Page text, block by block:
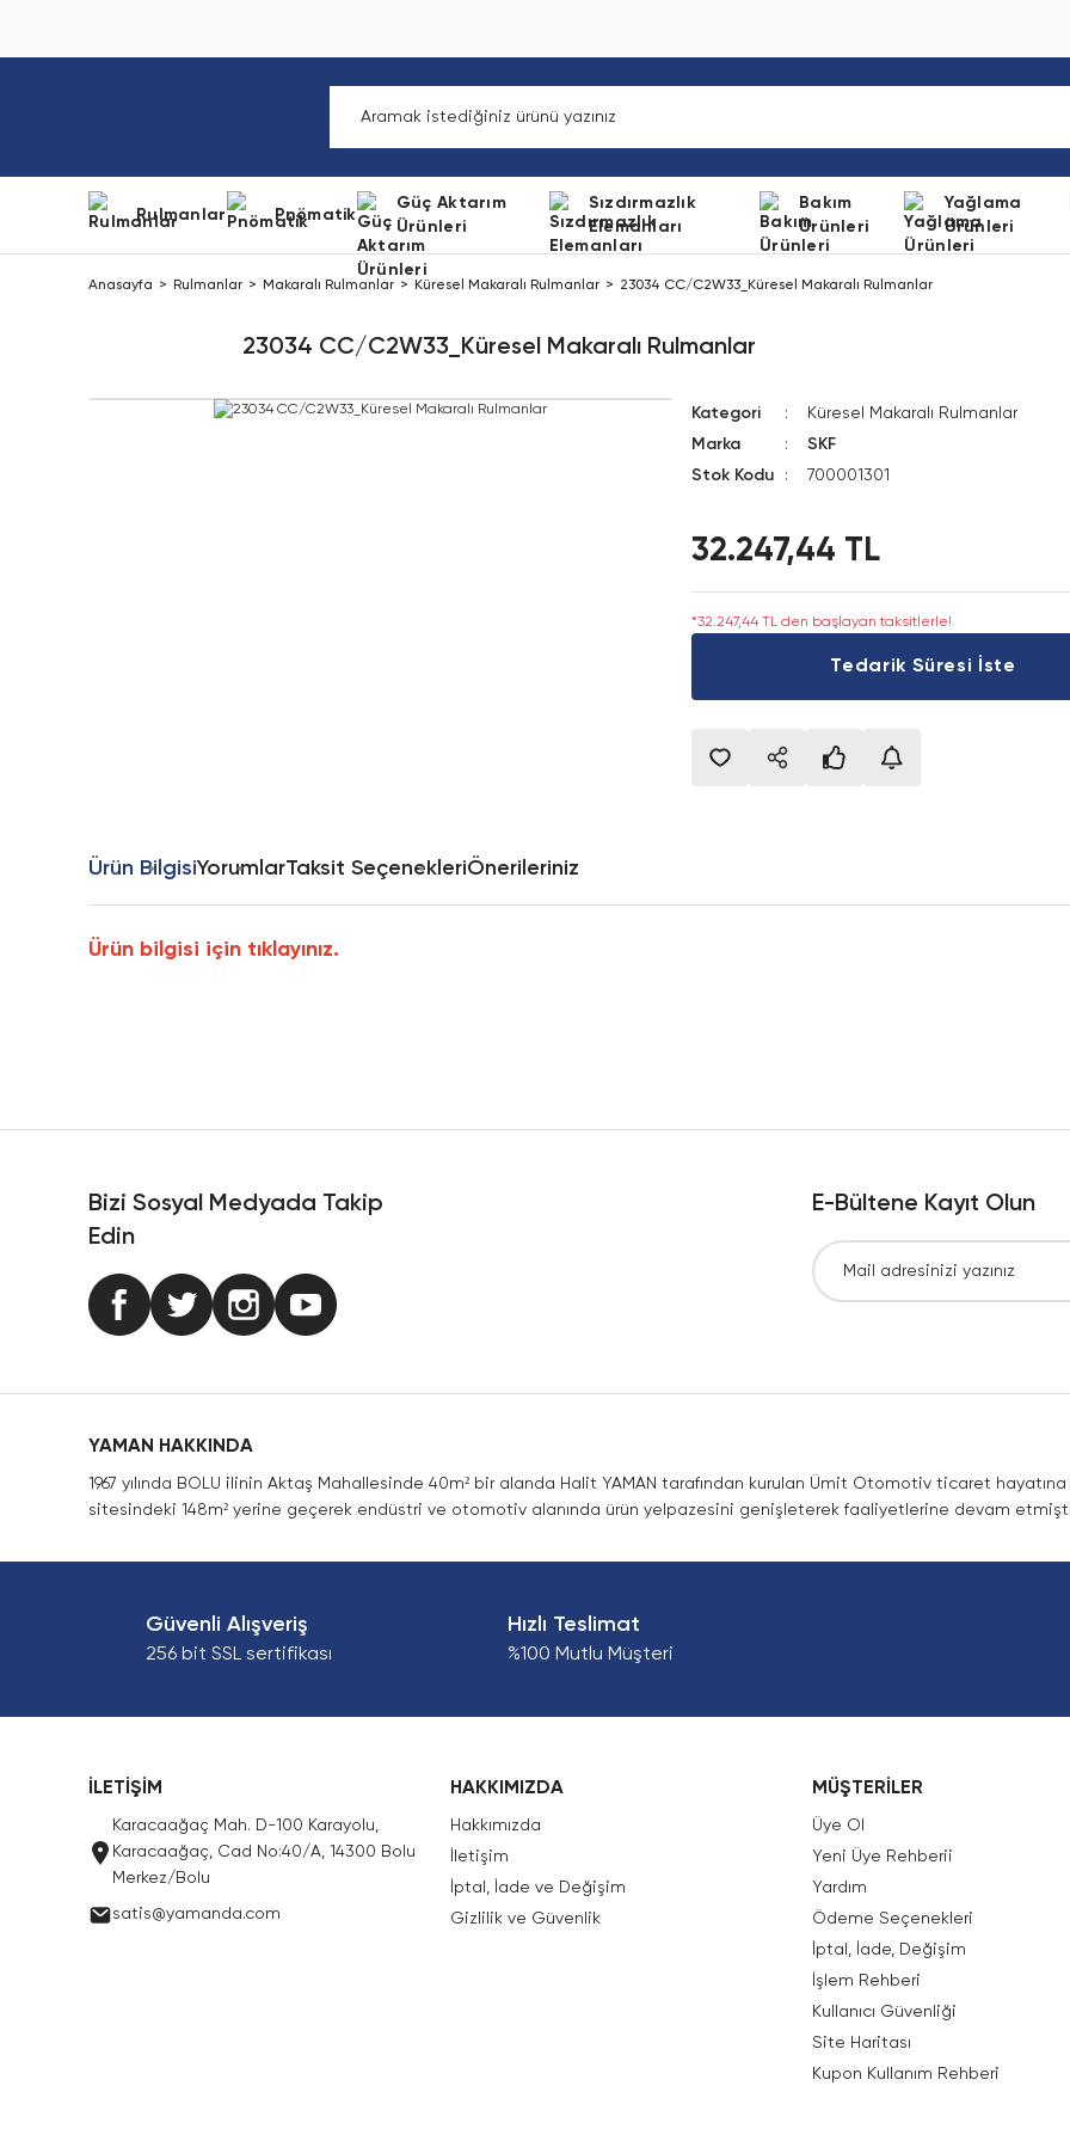
Rulmanlar Pnömatik
Güç Aktarım
Ürünleri
Sızdırmazlık
Elemanları
Bakım
Ürünleri
Yağlama
Ürünleri
Anasayfa Rulmanlar Makaralı Rulmanlar Küresel Makaralı Rulmanlar 23034 CC/C2W33_Küresel Makaralı Rulmanlar
23034 CC/C2W33_Küresel Makaralı Rulmanlar
Kategori
Küresel Makaralı Rulmanlar
Marka
SKF
Stok Kodu
700001301
32.247,44 TL
*32.247,44 TL den başlayan taksitlerle!
Tedarik Süresi İste
Ürün BilgisiYorumlarTaksit SeçenekleriÖnerileriniz
Ürün bilgisi için tıklayınız.
Bizi Sosyal Medyada Takip
Edin
E-Bültene Kayıt Olun
YAMAN HAKKINDA
1967 yılında BOLU ilinin Aktaş Mahallesinde 40m² bir alanda Halit YAMAN tarafından kurulan Ümit Otomotiv ticaret
sitesindeki 148m² yerine geçerek endüstri ve otomotiv alanında ürün yelpazesini genişleterek faaliyetlerine devam
Güvenli Alışveriş
256 bit SSL sertifikası
Hızlı Teslimat
%100 Mutlu Müşteri
İLETİŞİM
Karacaağaç Mah. D-100 Karayolu,
Karacaağaç, Cad No:40/A, 14300 Bolu
Merkez/Bolu
satis@yamanda.com
HAKKIMIZDA
Hakkımızda
İletişim
İptal, İade ve Değişim
Gizlilik ve Güvenlik
MÜŞTERİLER
Üye Ol
Yeni Üye Rehberii
Yardım
Ödeme Seçenekleri
İptal, İade, Değişim
İşlem Rehberi
Kullanıcı Güvenliği
Site Haritası
Kupon Kullanım Rehberi